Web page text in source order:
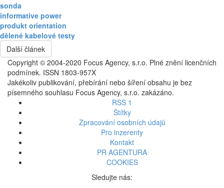
sonda
informative power
produkt orientation
dělené kabelové testy
Další článek
Copyright © 2004-2020 Focus Agency, s.r.o. Plné znění licenčních
podmínek. ISSN 1803-957X
Jakékoliv publikování, přebírání nebo šíření obsahu je bez
písemného souhlasu Focus Agency, s.r.o. zakázáno.
RSS 1
Štítky
Zpracování osobních údajů
Pro inzerenty
Kontakt
PR AGENTURA
COOKIES
Sledujte nás: